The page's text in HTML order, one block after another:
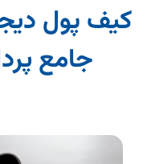
کیف پول
جامع